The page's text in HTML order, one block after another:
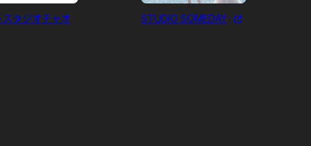
スタジオチャオ STUDIO SOMEDAY